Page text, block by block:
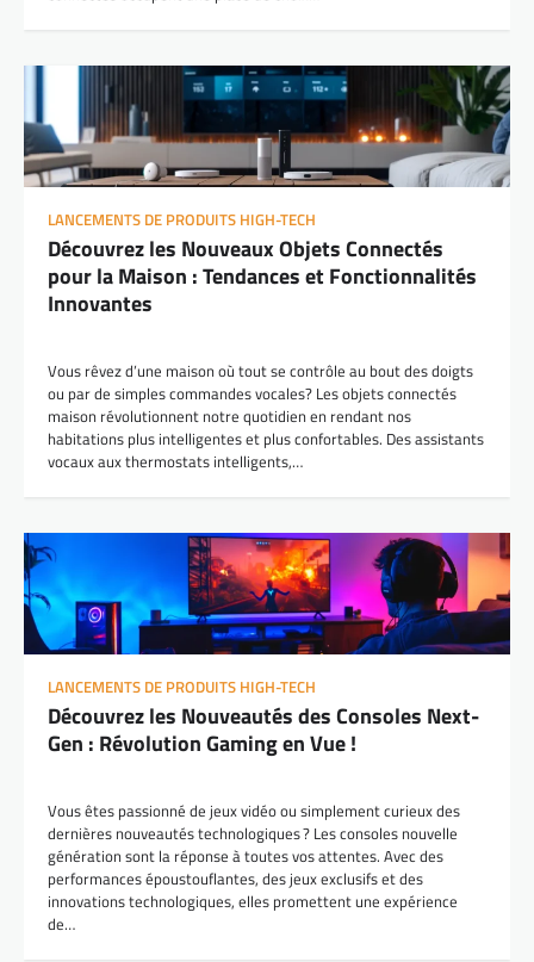
LANCEMENTS DE PRODUITS HIGH-TECH
Découvrez les Nouveaux Objets Connectés
pour la Maison : Tendances et Fonctionnalités
Innovantes
Vous rêvez d’une maison où tout se contrôle au bout des doigts
ou par de simples commandes vocales? Les objets connectés
maison révolutionnent notre quotidien en rendant nos
habitations plus intelligentes et plus confortables. Des assistants
vocaux aux thermostats intelligents,…
LANCEMENTS DE PRODUITS HIGH-TECH
Découvrez les Nouveautés des Consoles Next-
Gen : Révolution Gaming en Vue !
Vous êtes passionné de jeux vidéo ou simplement curieux des
dernières nouveautés technologiques ? Les consoles nouvelle
génération sont la réponse à toutes vos attentes. Avec des
performances époustouflantes, des jeux exclusifs et des
innovations technologiques, elles promettent une expérience
de…